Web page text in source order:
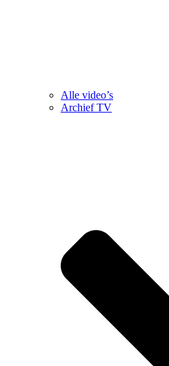
Alle video’s
Archief TV